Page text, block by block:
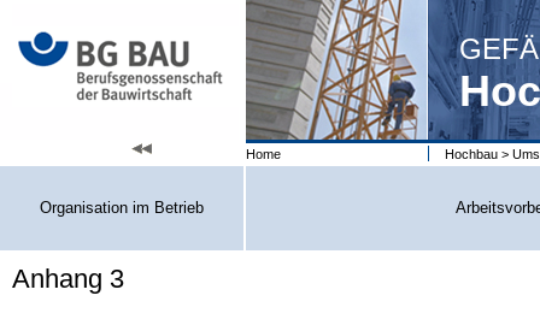
Home Hochbau >
Organisation im Betrieb
Anhang 3